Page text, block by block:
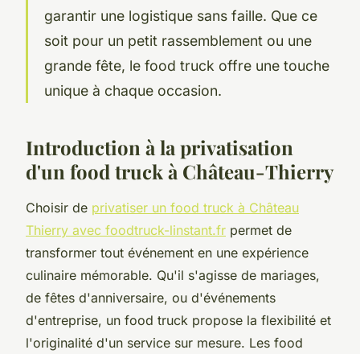
garantir une logistique sans faille. Que ce
soit pour un petit rassemblement ou une
grande fête, le food truck offre une touche
unique à chaque occasion.
Introduction à la privatisation
d'un food truck à Château-Thierry
Choisir de privatiser un food truck à Château
Thierry avec foodtruck-linstant.fr permet de
transformer tout événement en une expérience
culinaire mémorable. Qu'il s'agisse de mariages,
de fêtes d'anniversaire, ou d'événements
d'entreprise, un food truck propose la flexibilité et
l'originalité d'un service sur mesure. Les food